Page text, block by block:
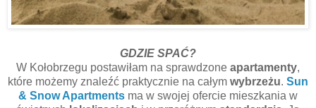
GDZIE SPAĆ?
W Kołobrzegu postawiłam na sprawdzone apartamenty,
które możemy znaleźć praktycznie na całym wybrzeżu. Sun
& Snow Apartments ma w swojej ofercie mieszkania w